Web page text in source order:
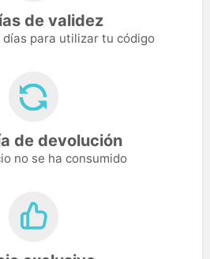
de validez
días para utilizar tu código
de devolución
no se ha consumido